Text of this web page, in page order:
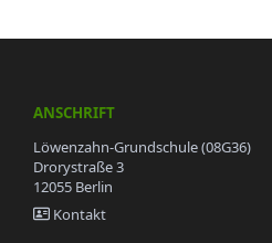
ANSCHRIFT
Löwenzahn-Grundschule (08G36)
Drorystraße 3
12055 Berlin
Kontakt